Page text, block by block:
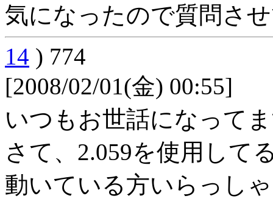
気になったので質問さ
14 ) 774
[2008/02/01(金) 00:55]
いつもお世話になって
さて、2.059を使用して
動いている方いらっし